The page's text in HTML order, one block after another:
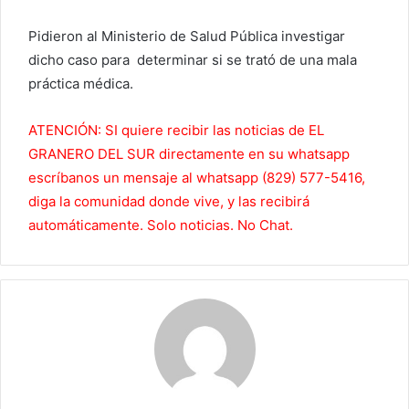
Pidieron al Ministerio de Salud Pública investigar
dicho caso para determinar si se trató de una mala
práctica médica.
ATENCIÓN: SI quiere recibir las noticias de EL
GRANERO DEL SUR directamente en su whatsapp
escríbanos un mensaje al whatsapp (829) 577-5416,
diga la comunidad donde vive, y las recibirá
automáticamente. Solo noticias. No Chat.